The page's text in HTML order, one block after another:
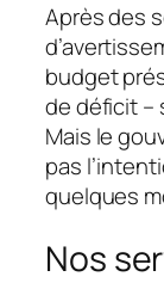
Après des
budget
de déficit –
Mais le
pas
quelques
Nos